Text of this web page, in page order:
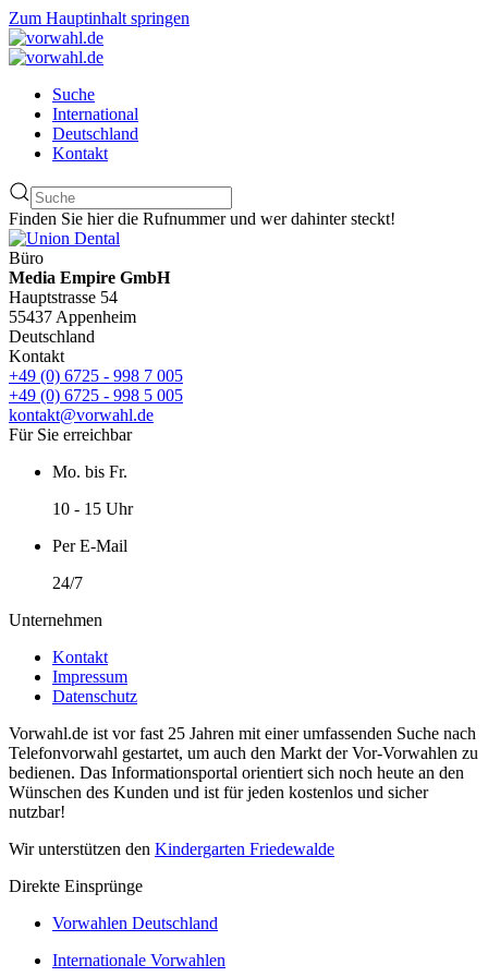
Zum Hauptinhalt springen
Suche
International
Deutschland
Kontakt
Finden Sie hier die Rufnummer und wer dahinter steckt!
Büro
Media Empire GmbH
Hauptstrasse 54
55437 Appenheim
Deutschland
Kontakt
+49 (0) 6725 - 998 7 005
+49 (0) 6725 - 998 5 005
kontakt@vorwahl.de
Für Sie erreichbar
Mo. bis Fr.
10 - 15 Uhr
Per E-Mail
24/7
Unternehmen
Kontakt
Impressum
Datenschutz
Vorwahl.de ist vor fast 25 Jahren mit einer umfassenden Suche nach
Telefonvorwahl gestartet, um auch den Markt der Vor-Vorwahlen zu
bedienen. Das Informationsportal orientiert sich noch heute an den
Wünschen des Kunden und ist für jeden kostenlos und sicher
nutzbar!
Wir unterstützen den Kindergarten Friedewalde
Direkte Einsprünge
Vorwahlen Deutschland
Internationale Vorwahlen